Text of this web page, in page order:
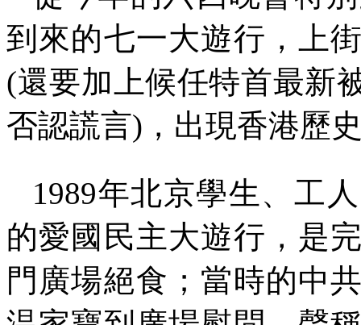
到來的七一大遊行，上
(還要加上候任特首最新
否認謊言) ，出現香港歷
1989年北京學生、工
的愛國民主大遊行，是
門廣場絕食；當時的中